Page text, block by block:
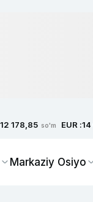
12 178,85 so'm EUR :14
Markaziy Osiyo